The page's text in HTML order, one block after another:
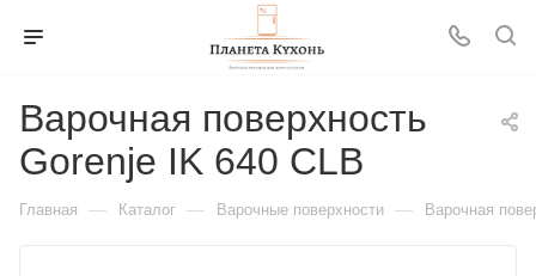
Варочная поверхность
Gorenje IK 640 CLB
Главная — Каталог — Варочные поверхности — Варочная